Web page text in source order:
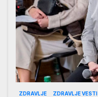
ZDRAVLJE ZDRAVLJE VESTI